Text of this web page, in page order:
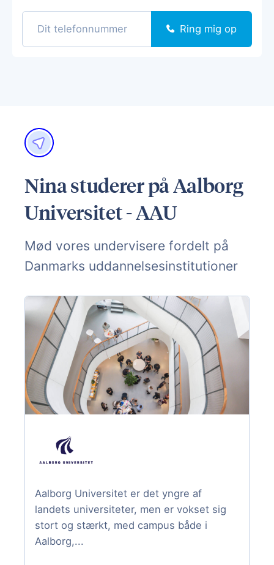
Ring mig op
Nina studerer på Aalborg
Universitet - AAU
Mød vores undervisere fordelt på
Danmarks uddannelsesinstitutioner
Aalborg Universitet er det yngre af
landets universiteter, men er vokset sig
stort og stærkt, med campus både i
Aalborg,...